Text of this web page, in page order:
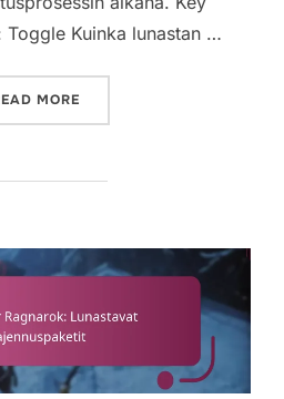
Kuinka lunastan …
MORE